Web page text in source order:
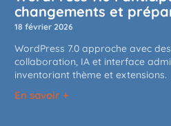
changements et
18 février 2026
WordPress 7.0 approche avec
collaboration, IA et interface
inventoriant thème et extensions.
En savoir +